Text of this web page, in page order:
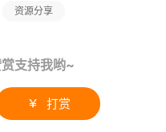
资源分享
支持我哟~
 打赏